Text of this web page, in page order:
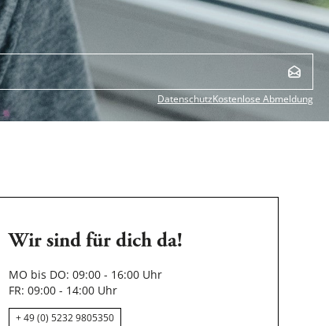
DatenschutzKostenlose Abmeldung
Wir sind für dich da!
MO bis DO: 09:00 - 16:00 Uhr
FR: 09:00 - 14:00 Uhr
+ 49 (0) 5232 9805350